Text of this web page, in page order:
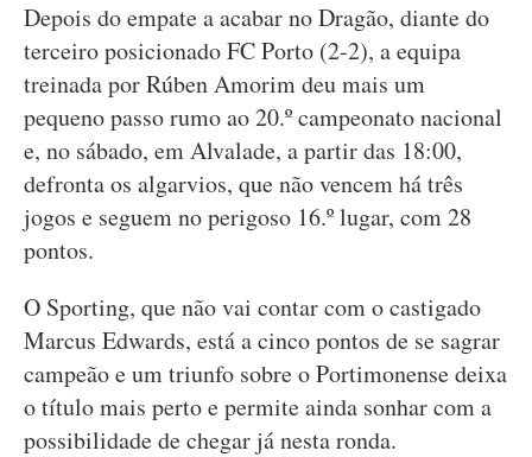
Depois do empate a acabar no Dragão, diante do
terceiro posicionado FC Porto (2-2), a equipa
treinada por Rúben Amorim deu mais um
pequeno passo rumo ao 20.º campeonato nacional
e, no sábado, em Alvalade, a partir das 18:00,
defronta os algarvios, que não vencem há três
jogos e seguem no perigoso 16.º lugar, com 28
pontos.
O Sporting, que não vai contar com o castigado
Marcus Edwards, está a cinco pontos de se sagrar
campeão e um triunfo sobre o Portimonense deixa
o título mais perto e permite ainda sonhar com a
possibilidade de chegar já nesta ronda.